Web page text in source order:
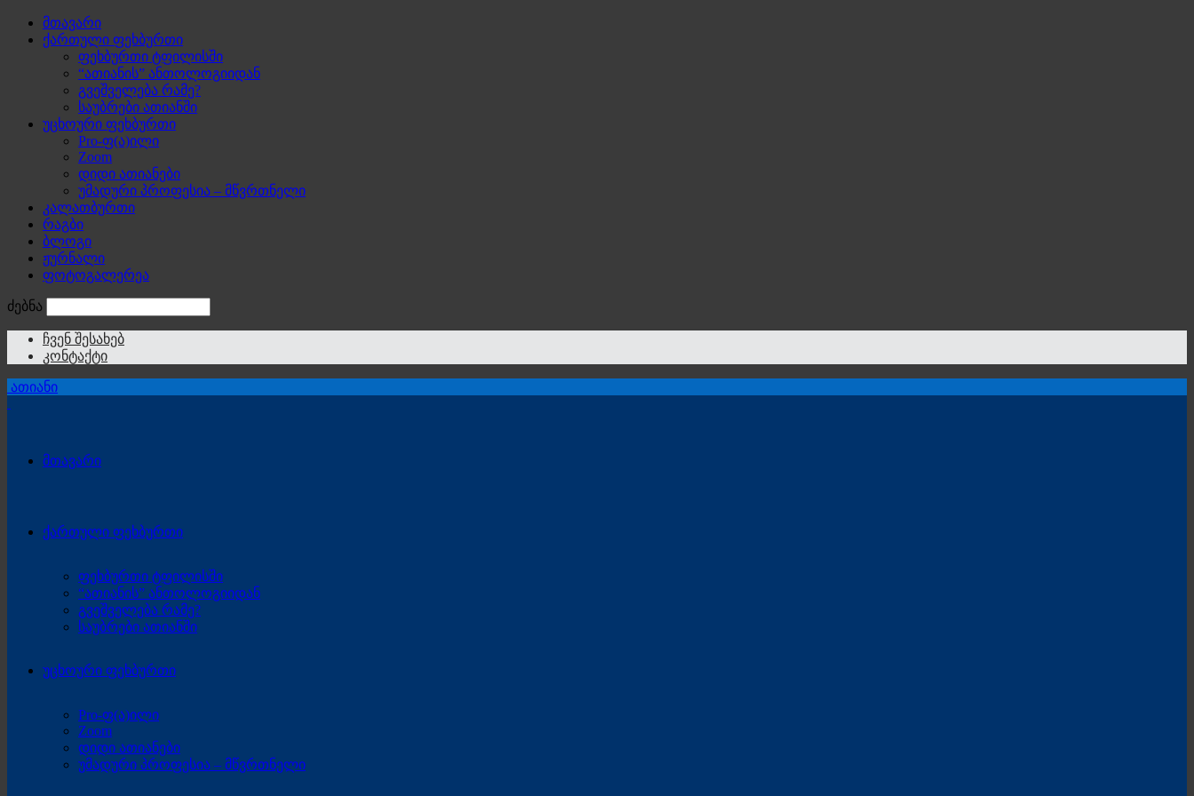
მთავარი
ქართული ფეხბურთი
ფეხბურთი ტფილისში
“ათიანის” ანთოლოგიიდან
გვეშველება რამე?
საუბრები ათიანში
უცხოური ფეხბურთი
Pro-ფ(ა)ილი
Zoom
დიდი ათიანები
უმადური პროფესია – მწვრთნელი
კალათბურთი
რაგბი
ბლოგი
ჟურნალი
ფოტოგალერეა
ძებნა
ჩვენ შესახებ
კონტაქტი
ათიანი
მთავარი
ქართული ფეხბურთი
ფეხბურთი ტფილისში
“ათიანის” ანთოლოგიიდან
გვეშველება რამე?
საუბრები ათიანში
უცხოური ფეხბურთი
Pro-ფ(ა)ილი
Zoom
დიდი ათიანები
უმადური პროფესია – მწვრთნელი